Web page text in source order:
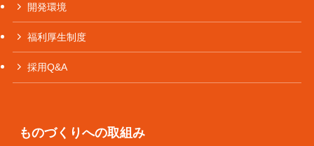
開発環境
福利厚生制度
採用Q&A
ものづくりへの取組み